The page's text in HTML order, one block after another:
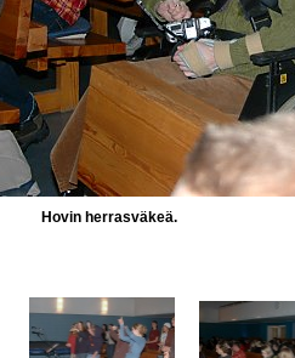
Hovin herrasväkeä.